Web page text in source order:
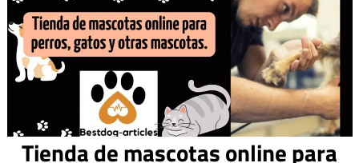
Tienda de mascotas online para